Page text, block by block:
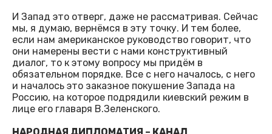
И Запад это отверг, даже не рассматривая. Сейчас
мы, я думаю, вернёмся в эту точку. И тем более,
если нам американское руководство говорит, что
они намерены вести с нами конструктивный
диалог, то к этому вопросу мы придём в
обязательном порядке. Все с него началось, с него
и началось это заказное покушение Запада на
Россию, на которое подрядили киевский режим в
лице его главаря В.Зеленского.